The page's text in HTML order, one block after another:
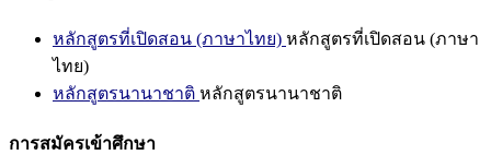
หลักสูตรที่เปิดสอน (ภาษาไทย) หลักสูตรที่เปิดสอน (ภาษา
ไทย)
หลักสูตรนานาชาติ หลักสูตรนานาชาติ
การสมัครเข้าศึกษา